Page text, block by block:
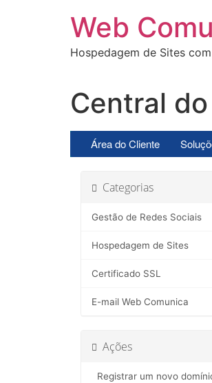
Web
Hospedagem de Sites
Central
Área do Cliente
Categorias
Gestão de Redes Sociais
Hospedagem de Sites
Certificado SSL
E-mail Web Comunica
Ações
Registrar um novo